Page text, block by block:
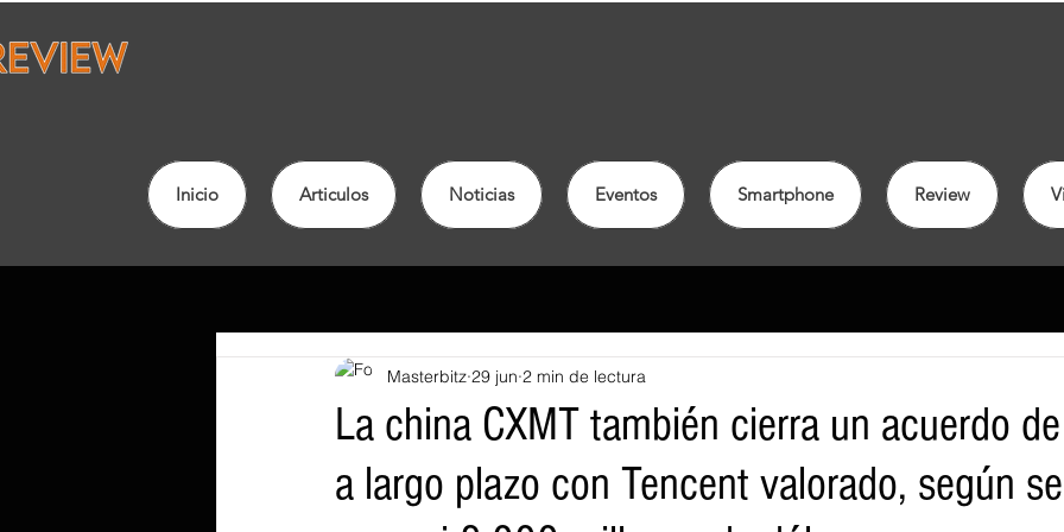
Inicio Articulos Noticias Eventos Smartphone Review
La china CXMT también cierra un acuerdo
a largo plazo con Tencent valorado, según
Masterbitz 29 jun 2 min de lectura